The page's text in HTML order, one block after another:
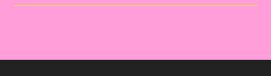
Desafio
Indígenas